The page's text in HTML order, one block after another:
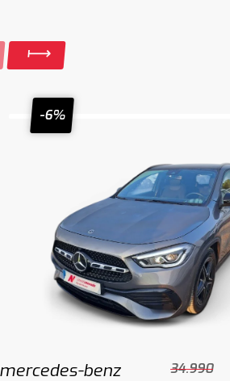
-6%
mercedes-benz
34.990